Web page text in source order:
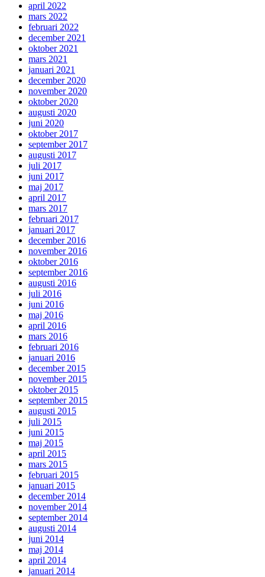
april 2022
mars 2022
februari 2022
december 2021
oktober 2021
mars 2021
januari 2021
december 2020
november 2020
oktober 2020
augusti 2020
juni 2020
oktober 2017
september 2017
augusti 2017
juli 2017
juni 2017
maj 2017
april 2017
mars 2017
februari 2017
januari 2017
december 2016
november 2016
oktober 2016
september 2016
augusti 2016
juli 2016
juni 2016
maj 2016
april 2016
mars 2016
februari 2016
januari 2016
december 2015
november 2015
oktober 2015
september 2015
augusti 2015
juli 2015
juni 2015
maj 2015
april 2015
mars 2015
februari 2015
januari 2015
december 2014
november 2014
september 2014
augusti 2014
juni 2014
maj 2014
april 2014
januari 2014